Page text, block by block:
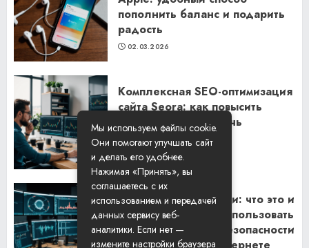
пополнить баланс и подарить
радость
02.03.2026
Комплексная SEO-оптимизация
сайта Seora: как повысить
видимость и привлечь
клиентов
06.02.2026
Резидентские прокси: что это и
как их правильно использовать
для обеспечения безопасности
и анонимности в интернете
Мы используем файлы cookie.
Они помогают улучшать сайт
и делать его удобнее.
Нажимая «Принять», вы
соглашаетесь с их
использованием и передачей
данных сервису веб-
аналитики. Если нет —
измените настройки браузера